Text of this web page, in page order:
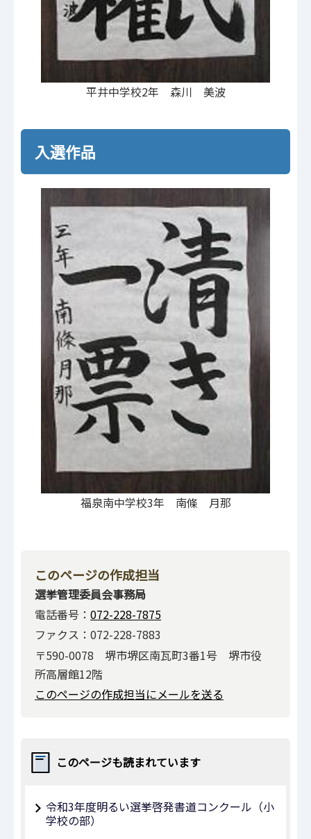
平井中学校2年 森川 美波
入選作品
福泉南中学校3年 南條 月那
このページの作成担当
選挙管理委員会事務局
電話番号： 072-228-7875
ファクス：072-228-7883
〒590-0078 堺市堺区南瓦町3番1号 堺市役
所高層館12階
このページの作成担当にメールを送る
このページも読まれています
令和3年度明るい選挙啓発書道コンクール（小
学校の部）